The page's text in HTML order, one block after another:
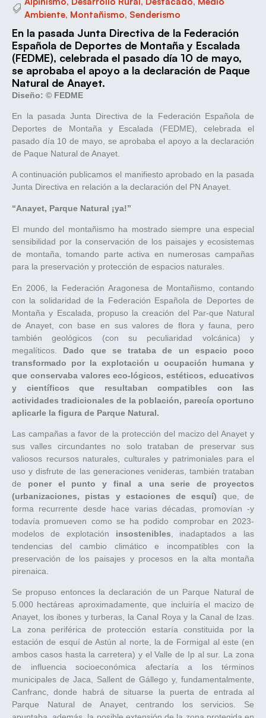
Ambiente, Montañismo, Senderismo
En la pasada Junta Directiva de la Federación
Española de Deportes de Montaña y Escalada
(FEDME), celebrada el pasado día 10 de mayo,
se aprobaba el apoyo a la declaración de Paque
Natural de Anayet.
Diseño: © FEDME
En la pasada Junta Directiva de la Federación Española de
Deportes de Montaña y Escalada (FEDME), celebrada el
pasado día 10 de mayo, se aprobaba el apoyo a la declaración
de Paque Natural de Anayet.
A continuación publicamos el manifiesto aprobado en la pasada
Junta Directiva en relación a la declaración del PN Anayet.
“Anayet, Parque Natural ¡ya!”
El mundo del montañismo ha mostrado siempre una especial
sensibilidad por la conservación de los paisajes y ecosistemas
de montaña, tomando parte activa en numerosas campañas
para la preservación y protección de espacios naturales.
En 2006, la Federación Aragonesa de Montañismo, contando
con la solidaridad de la Federación Española de Deportes de
Montaña y Escalada, propuso la creación del Par-que Natural
de Anayet, con base en sus valores de flora y fauna, pero
también geológicos (con su peculiaridad volcánica) y
megalíticos. Dado que se trataba de un espacio poco
transformado por la explotación u ocupación humana y
que conservaba valores eco-lógicos, estéticos, educativos
y científicos que resultaban compatibles con las
actividades tradicionales de la población, parecía oportuno
aplicarle la figura de Parque Natural.
Las campañas a favor de la protección del macizo del Anayet y
sus valles circundantes no solo trataban de preservar sus
valiosos recursos naturales, culturales y patrimoniales para el
uso y disfrute de las generaciones venideras, también trataban
de poner el punto y final a una serie de proyectos
(urbanizaciones, pistas y estaciones de esquí) que, de
forma recurrente desde hace varias décadas, promovían -y
todavía promueven como se ha podido comprobar en 2023-
modelos de explotación insostenibles , inadaptados a las
tendencias del cambio climático e incompatibles con la
preservación de los paisajes y procesos en la alta montaña
pirenaica.
Se propuso entonces la declaración de un Parque Natural de
5.000 hectáreas aproximadamente, que incluiría el macizo de
Anayet, los ibones y turberas, la Canal Roya y la Canal de Izas.
La zona periférica de protección estaría constituida por la
estación de esquí de Astún al norte, la de Formigal al este (en
ambos casos hasta la carretera) y el Valle de Ip al sur. La zona
de influencia socioeconómica afectaría a los términos
municipales de Jaca, Sallent de Gállego y, fundamentalmente,
Canfranc, donde habrá de situarse la puerta de entrada al
Parque Natural de Anayet, centrando los servicios. Se